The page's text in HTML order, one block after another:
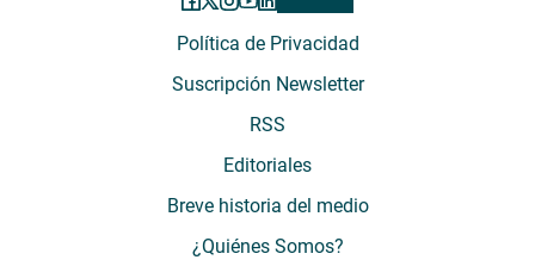
Política de Privacidad
Suscripción Newsletter
RSS
Editoriales
Breve historia del medio
¿Quiénes Somos?